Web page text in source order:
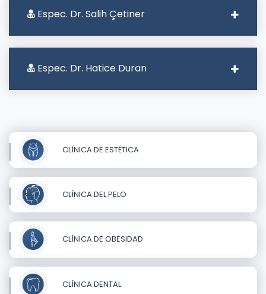
Espec. Dr. Salih Çetiner
Espec. Dr. Hatice Duran
CLÍNICA DE ESTÉTICA
CLÍNICA DEL PELO
CLÍNICA DE OBESIDAD
CLÍNICA DENTAL